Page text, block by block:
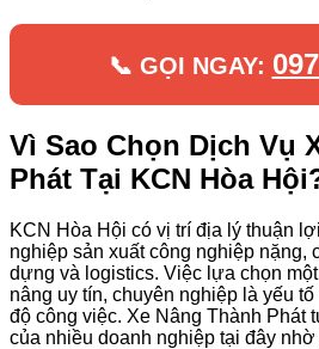
📞 GỌI NGAY:
Vì Sao Chọn Dịch Vụ
Phát Tại KCN Hòa
KCN Hòa Hội có vị trí địa lý thuận
nghiệp sản xuất công nghiệp nặng,
dựng và logistics. Việc lựa chọn
nâng uy tín, chuyên nghiệp là yếu
độ công việc. Xe Nâng Thành Phát
của nhiều doanh nghiệp tại đây